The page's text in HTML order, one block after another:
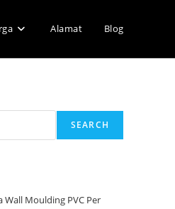
Alamat Blog
SEARCH
Wall Moulding PVC Per